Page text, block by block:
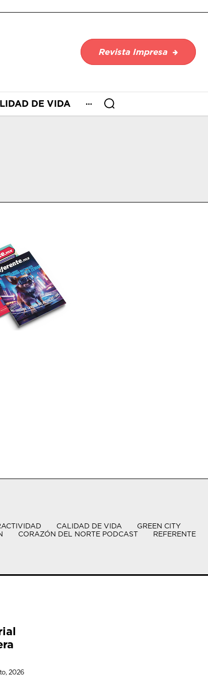
Revista Impresa
DE VIDA
CALIDAD DE VIDA
GREEN CITY
CORAZÓN DEL NORTE PODCAST REFERENTE
2026